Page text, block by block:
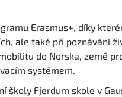
Erasmus+, díky
ale také při poznávání
do Norska, země
systémem.
školy Fjerdum skole v